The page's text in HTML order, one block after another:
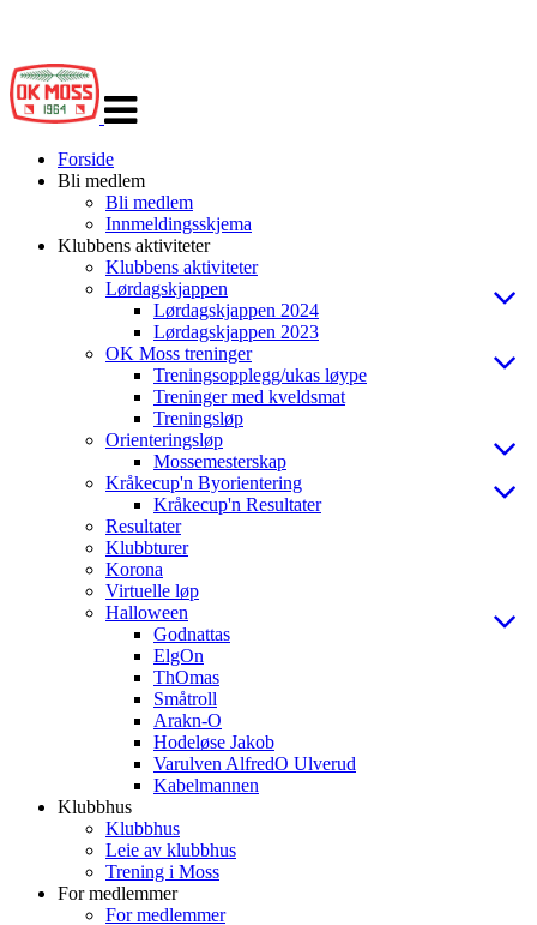
navigasjon
Forside
Bli medlem
Bli medlem
Innmeldingsskjema
Klubbens aktiviteter
Klubbens aktiviteter
Lørdagskjappen
Lørdagskjappen 2024
Lørdagskjappen 2023
OK Moss treninger
Treningsopplegg/ukas løype
Treninger med kveldsmat
Treningsløp
Orienteringsløp
Mossemesterskap
Kråkecup'n Byorientering
Kråkecup'n Resultater
Resultater
Klubbturer
Korona
Virtuelle løp
Halloween
Godnattas
ElgOn
ThOmas
Småtroll
Arakn-O
Hodeløse Jakob
Varulven AlfredO Ulverud
Kabelmannen
Klubbhus
Klubbhus
Leie av klubbhus
Trening i Moss
For medlemmer
For medlemmer